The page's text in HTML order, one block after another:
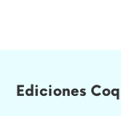
Ediciones